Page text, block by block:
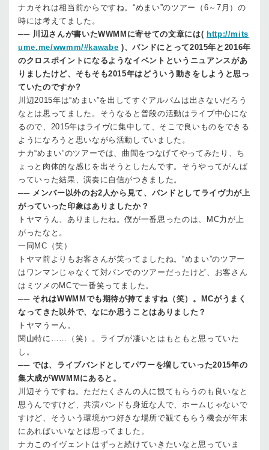
ナカ それは相当前からですね。“めまい”のツアー（6～7月）の
時には考えてました。
── 川辺さんが書いたWWMMに寄せての文章には( http://mits
ume.me/wwmm/#kawabe )、バンドにとって2015年と2016年
のクロスポイントになるようなイベントというニュアンスがあ
りましたけど、そもそも2015年はどういう動きをしようと思っ
ていたのですか?
川辺2015年は“めまい”を出してすぐアルバムは出さないだろう
なとは思ってました。そうなると普段の活動はライブ中心にな
るので、2015年はライヴに集中して、そこで良いものをできる
ようになろうと思いながら活動していました。
ナカ“めまい”のツアーでは、曲間をつなげてやってみたり、ち
ょっと肉体的な感じを出そうとしたんです。そうやってがんば
っていった結果、演奏に自信がつきました。
── メンバー以外のお2人から見て、バンドとしてライヴ力が上
がっていった印象はありましたか？
トヤマ うん、ありましたね。僕が一番思ったのは、MC力が上
がったなと。
一同 MC（笑）
トヤマ前よりもお客さんが笑ってましたね。“めまい”のツアー
はワンマンじゃなくて対バンでのツアーだったけど、お客さん
はミツメのMCで一番笑ってました。
── それはWWMMでも期待が持てますね（笑）。MCがうまく
なってきた以外で、なにか思うことはありました？
トヤマ うーん。
関山特に……（笑）。ライブが凄いとはもともと思っていた
し。
── では、ライブバンドとしてパワーを増していった2015年の
集大成がWWMMにあると。
川辺そうですね。ただたくさんの人に観てもらうのも良いなと
思うんですけど、共演バンドも身近な人で、ホームじゃないで
すけど、そういう環境かつ好きな場所で観てもらう機会が年末
にあればいいなとは思ってました。
ナカ このイヴェントはずっと続けていきたいなと思っていま